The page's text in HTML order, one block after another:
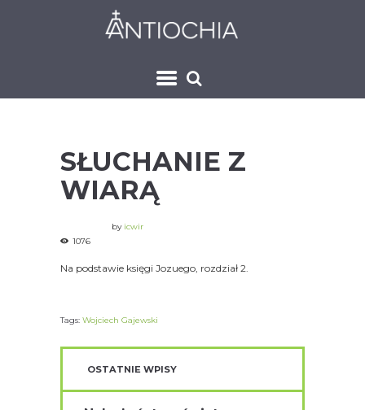
SŁUCHANIE Z
WIARĄ
by icwir
1076
Na podstawie księgi Jozuego, rozdział 2.
Tags: Wojciech Gajewski
OSTATNIE WPISY